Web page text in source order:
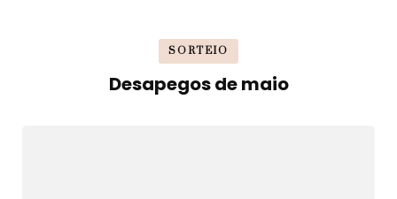
SORTEIO
Desapegos de maio